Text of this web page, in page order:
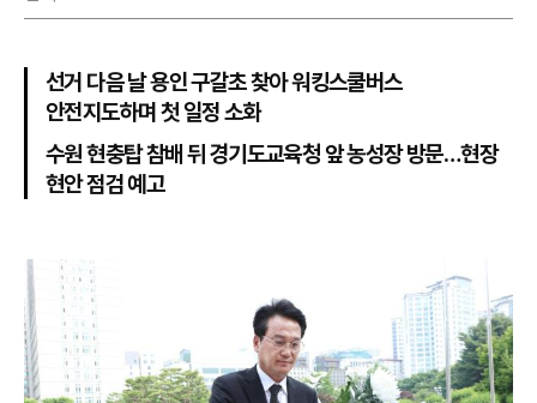
유
스
선거 다음 날 용인 구갈초 찾아 워킹스쿨버스
안전지도하며 첫 일정 소화
수원 현충탑 참배 뒤 경기도교육청 앞 농성장 방문…현장
현안 점검 예고